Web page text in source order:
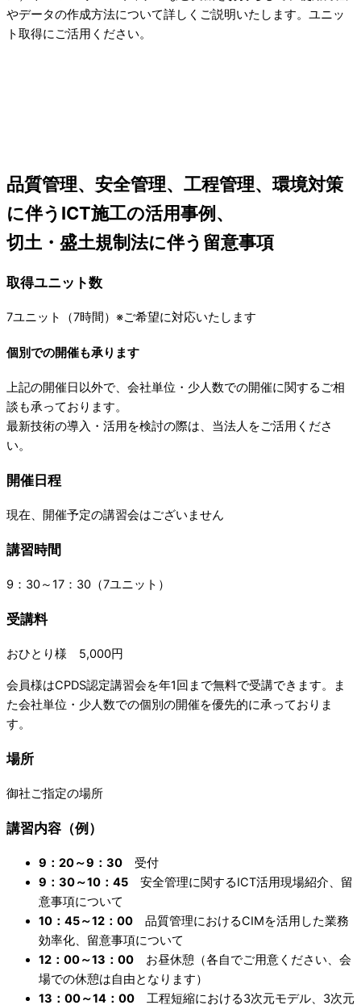
やデータの作成方法について詳しくご説明いたします。ユニッ
ト取得にご活用ください。
品質管理、安全管理、工程管理、環境対策
に伴うICT施工の活用事例、
切土・盛土規制法に伴う留意事項
取得ユニット数
7ユニット（7時間）※ご希望に対応いたします
個別での開催も承ります
上記の開催日以外で、会社単位・少人数での開催に関するご相
談も承っております。
最新技術の導入・活用を検討の際は、当法人をご活用くださ
い。
開催日程
現在、開催予定の講習会はございません
講習時間
9：30～17：30（7ユニット）
受講料
おひとり様 5,000円
会員様はCPDS認定講習会を年1回まで無料で受講できます。ま
た会社単位・少人数での個別の開催を優先的に承っておりま
す。
場所
御社ご指定の場所
講習内容（例）
9：20～9：30 受付
9：30～10：45 安全管理に関するICT活用現場紹介、留
意事項について
10：45～12：00 品質管理におけるCIMを活用した業務
効率化、留意事項について
12：00～13：00 お昼休憩（各自でご用意ください、会
場での休憩は自由となります）
13：00～14：00 工程短縮における3次元モデル、3次元